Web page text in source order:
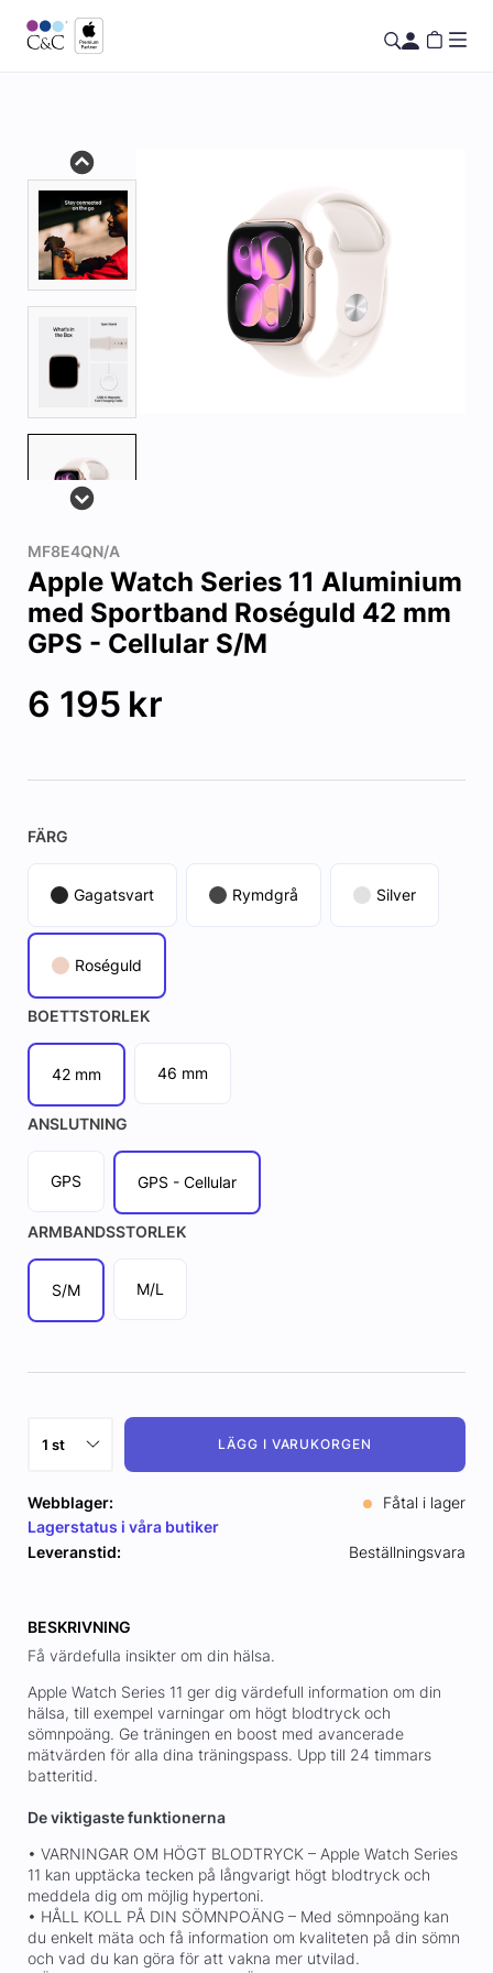
MF8E4QN/A
Apple Watch Series 11 Aluminium
med Sportband Roséguld 42 mm
GPS - Cellular S/M
6 195 kr
FÄRG
Gagatsvart Rymdgrå Silver
Roséguld
BOETTSTORLEK
42 mm 46 mm
ANSLUTNING
GPS GPS - Cellular
ARMBANDSSTORLEK
S/M M/L
LÄGG I VARUKORGEN
Webblager:
Fåtal i lager
Lagerstatus i våra butiker
Leveranstid:
Beställningsvara
BESKRIVNING
Få värdefulla insikter om din hälsa.
Apple Watch Series 11 ger dig värdefull information om din
hälsa, till exempel varningar om högt blodtryck och
sömnpoäng. Ge träningen en boost med avancerade
mätvärden för alla dina träningspass. Upp till 24 timmars
batteritid.
De viktigaste funktionerna
• VARNINGAR OM HÖGT BLODTRYCK – Apple Watch Series
11 kan upptäcka tecken på långvarigt högt blodtryck och
meddela dig om möjlig hypertoni.
• HÅLL KOLL PÅ DIN SÖMNPOÄNG – Med sömnpoäng kan
du enkelt mäta och få information om kvaliteten på din sömn
och vad du kan göra för att vakna mer utvilad.